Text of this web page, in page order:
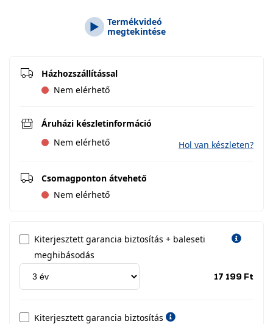
Termékvideó
megtekintése
Házhozszállítással
Nem elérhető
Áruházi készletinformáció
Nem elérhető
Hol van készleten?
Csomagponton átvehető
Nem elérhető
Kiterjesztett garancia biztosítás + baleseti
meghibásodás
17 199 Ft
Kiterjesztett garancia biztosítás